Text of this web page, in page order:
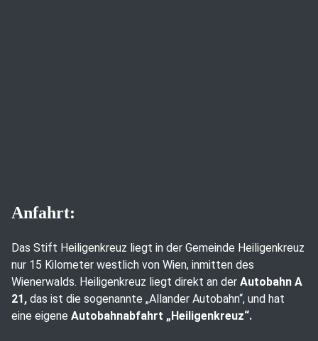
Anfahrt:
Das Stift Heiligenkreuz liegt in der Gemeinde Heiligenkreuz
nur 15 Kilometer westlich von Wien, inmitten des
Wienerwalds. Heiligenkreuz liegt direkt an der Autobahn A
21, das ist die sogenannte „Allander Autobahn“, und hat
eine eigene Autobahnabfahrt „Heiligenkreuz“.